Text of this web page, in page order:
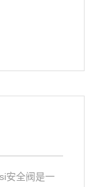
安全阀是一